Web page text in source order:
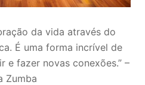
da vida através do
É uma forma incrível de
e fazer novas conexões.” –
Zumba